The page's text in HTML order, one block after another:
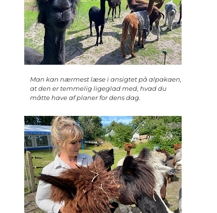
Man kan nærmest læse i ansigtet på alpakaen,
at den er temmelig ligeglad med, hvad du
måtte have af planer for dens dag.